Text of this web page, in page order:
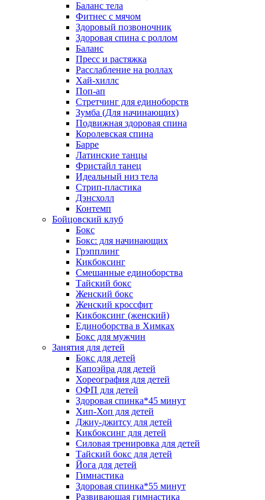
Баланс тела
Фитнес с мячом
Здоровый позвоночник
Здоровая спина с роллом
Баланс
Пресс и растяжка
Расслабление на роллах
Хай-хиллс
Поп-ап
Стретчинг для единоборств
Зумба (Для начинающих)
Подвижная здоровая спина
Королевская спина
Барре
Латинские танцы
Фристайл танец
Идеальный низ тела
Стрип-пластика
Дэнсхолл
Контемп
Бойцовский клуб
Бокс
Бокс: для начинающих
Грэпплинг
Кикбоксинг
Смешанные единоборства
Тайский бокс
Женский бокс
Женский кроссфит
Кикбоксинг (женский)
Единоборства в Химках
Бокс для мужчин
Занятия для детей
Бокс для детей
Капоэйра для детей
Хореография для детей
ОФП для детей
Здоровая спинка*45 минут
Хип-Хоп для детей
Джиу-джитсу для детей
Кикбоксинг для детей
Силовая тренировка для детей
Тайский бокс для детей
Йога для детей
Гимнастика
Здоровая спинка*55 минут
Развивающая гимнастика